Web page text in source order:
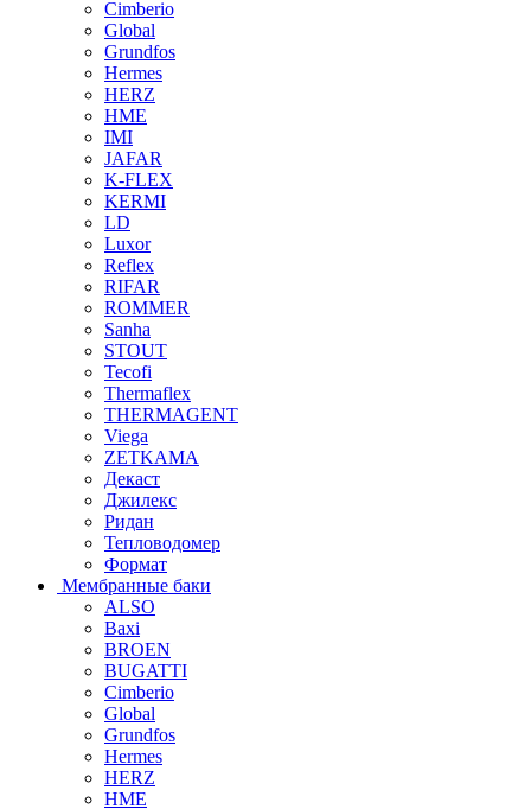
Cimberio
Global
Grundfos
Hermes
HERZ
HME
IMI
JAFAR
K-FLEX
KERMI
LD
Luxor
Reflex
RIFAR
ROMMER
Sanha
STOUT
Tecofi
Thermaflex
THERMAGENT
Viega
ZETKAMA
Декаст
Джилекс
Ридан
Тепловодомер
Формат
Мембранные баки
ALSO
Baxi
BROEN
BUGATTI
Cimberio
Global
Grundfos
Hermes
HERZ
HME